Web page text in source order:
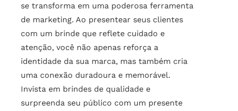
se transforma em uma poderosa ferramenta
de marketing. Ao presentear seus clientes
com um brinde que reflete cuidado e
atenção, você não apenas reforça a
identidade da sua marca, mas também cria
uma conexão duradoura e memorável.
Invista em brindes de qualidade e
surpreenda seu público com um presente